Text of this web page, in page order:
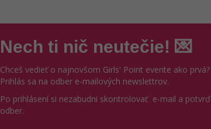
Nech ti nič neutečie! 💌
Chceš vedieť o najnovšom Girls' Point evente ako prvá?
Prihlás sa na odber e-mailových newslettrov.
Po prihlásení si nezabudni skontrolovať e-mail a potvrď
odber.